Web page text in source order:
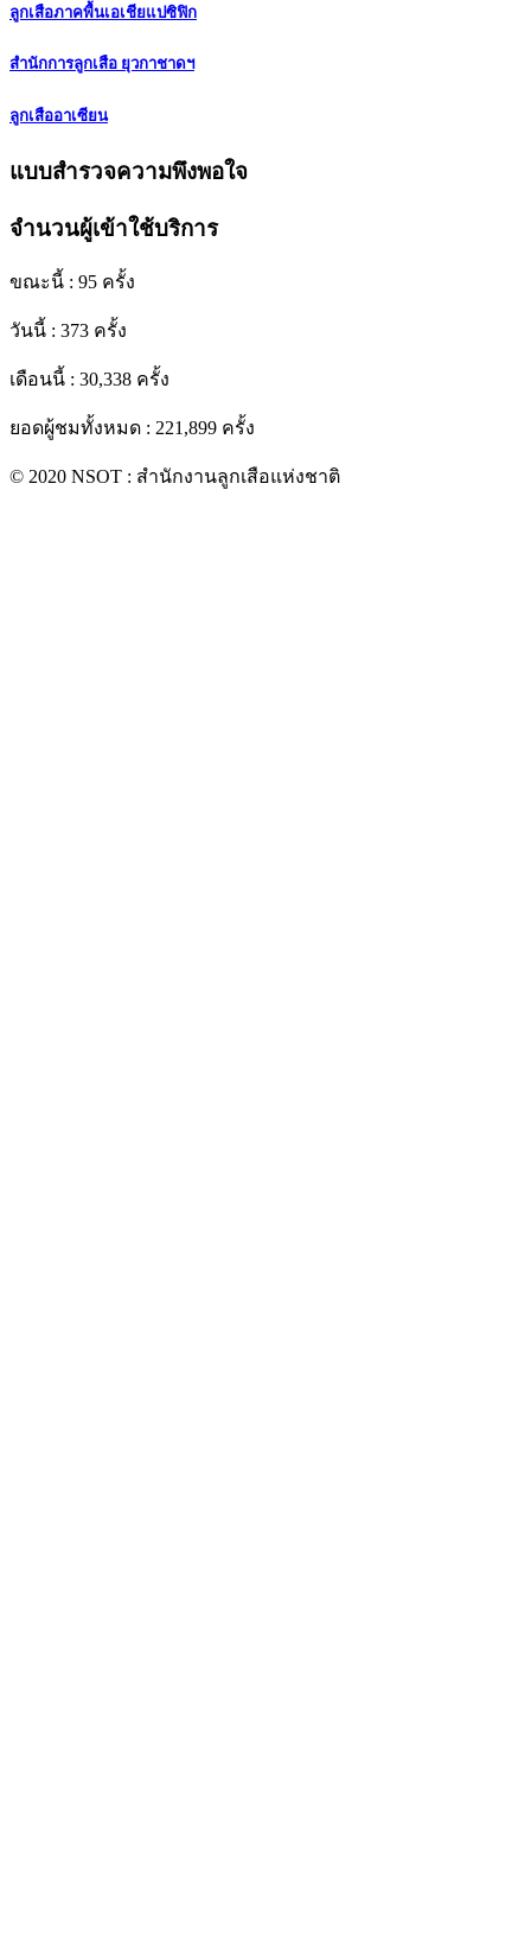
ลูกเสือภาคพื้นเอเชียแปซิฟิก
สำนักการลูกเสือ ยุวกาชาดฯ
ลูกเสืออาเซียน
แบบสำรวจความพึงพอใจ
จำนวนผู้เข้าใช้บริการ
ขณะนี้ : 95 ครั้ง
วันนี้ : 373 ครั้ง
เดือนนี้ : 30,338 ครั้ง
ยอดผู้ชมทั้งหมด : 221,899 ครั้ง
© 2020 NSOT : สำนักงานลูกเสือแห่งชาติ